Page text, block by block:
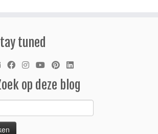
tuned
op deze blog